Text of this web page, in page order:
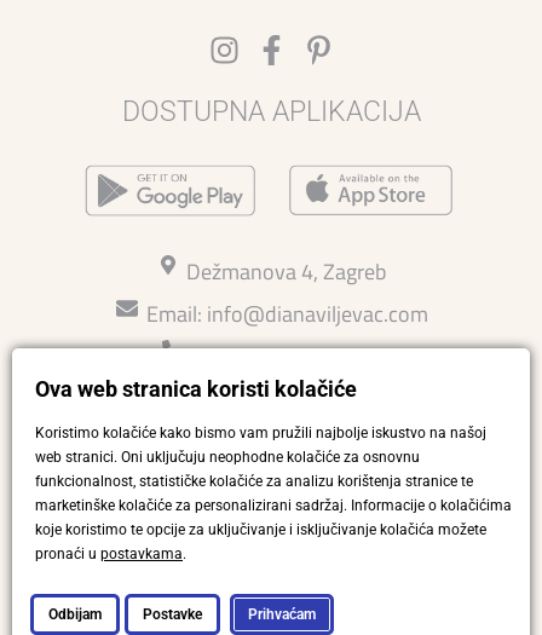
DOSTUPNA APLIKACIJA
Dežmanova 4, Zagreb
Email: info@dianaviljevac.com
Kontakt: 015814726
Ljetno radno vrijeme 27.7.-15.8
Pon - pet 11-18 h
Sub 10-14 h
Press
©2026. Diana Viljevac. Sva prava pridržana. Izradio
Ova web stranica koristi kolačiće
Koristimo kolačiće kako bismo vam pružili najbolje iskustvo na našoj
web stranici. Oni uključuju neophodne kolačiće za osnovnu
funkcionalnost, statističke kolačiće za analizu korištenja stranice te
marketinške kolačiće za personalizirani sadržaj. Informacije o kolačićima
koje koristimo te opcije za uključivanje i isključivanje kolačića možete
pronaći u postavkama.
Prihvaćam
Odbijam Postavke